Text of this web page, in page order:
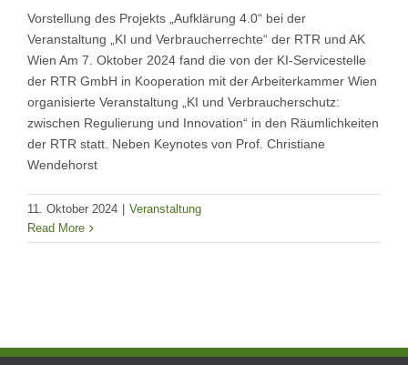
Vorstellung des Projekts „Aufklärung 4.0“ bei der
Veranstaltung „KI und Verbraucherrechte“ der RTR und AK
Wien Am 7. Oktober 2024 fand die von der KI-Servicestelle
der RTR GmbH in Kooperation mit der Arbeiterkammer Wien
organisierte Veranstaltung „KI und Verbraucherschutz:
zwischen Regulierung und Innovation“ in den Räumlichkeiten
der RTR statt. Neben Keynotes von Prof. Christiane
Wendehorst
11. Oktober 2024
Veranstaltung
Read More